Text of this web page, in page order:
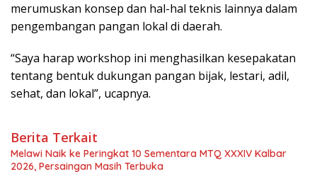
merumuskan konsep dan hal-hal teknis lainnya dalam
pengembangan pangan lokal di daerah.
“Saya harap workshop ini menghasilkan kesepakatan
tentang bentuk dukungan pangan bijak, lestari, adil,
sehat, dan lokal”, ucapnya.
Berita Terkait
Melawi Naik ke Peringkat 10 Sementara MTQ XXXIV Kalbar
2026, Persaingan Masih Terbuka